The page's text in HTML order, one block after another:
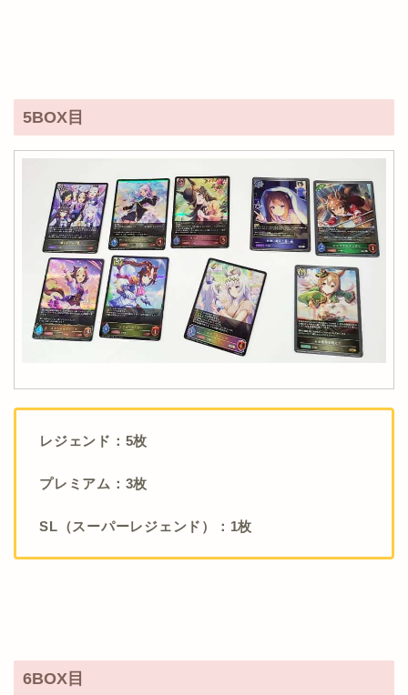
5BOX目
レジェンド：5枚
プレミアム：3枚
SL（スーパーレジェンド）：1枚
6BOX目